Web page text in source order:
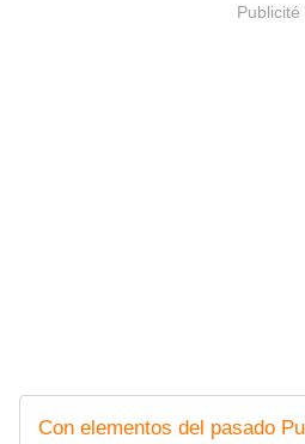
Publicité